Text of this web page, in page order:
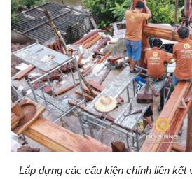
Lắp dựng các cấu kiện chính liên kết